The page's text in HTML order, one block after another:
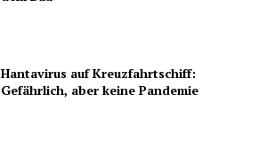
Hantavirus auf Kreuzfahrtschiff:
Gefährlich, aber keine Pandemie